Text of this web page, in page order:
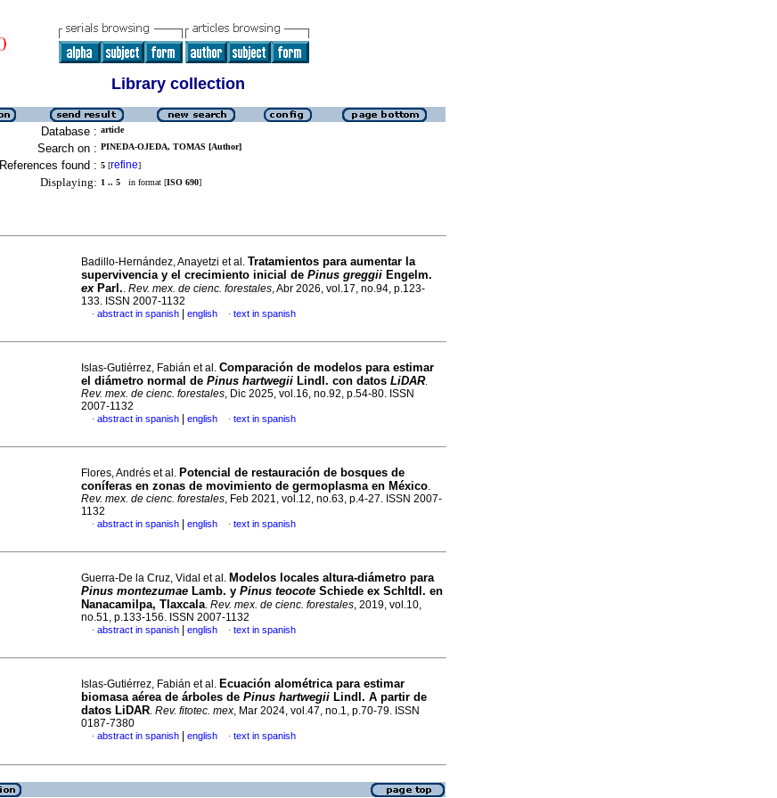
Library collection
Database : article
Search on : PINEDA-OJEDA, TOMAS [Author]
References found : 5 [refine]
Displaying: 1 .. 5 in format [ISO 690]
Badillo-Hernández, Anayetzi et al. Tratamientos para aumentar la
supervivencia y el crecimiento inicial de Pinus greggii Engelm.
exParl.. Rev. mex. de cienc. forestales, Abr 2026, vol.17, no.94, p.123-
133. ISSN 2007-1132
· abstract in spanish english · text in spanish
Islas-Gutiérrez, Fabián et al. Comparación de modelos para estimar
el diámetro normal de Pinus hartwegii Lindl. con datos LiDAR.
Rev. mex. de cienc. forestales, Dic 2025, vol.16, no.92, p.54-80. ISSN
2007-1132
· abstract in spanish english · text in spanish
Flores, Andrés et al. Potencial de restauración de bosques de
coníferas en zonas de movimiento de germoplasma en México.
Rev. mex. de cienc. forestales, Feb 2021, vol.12, no.63, p.4-27. ISSN 2007-
1132
· abstract in spanish english · text in spanish
Guerra-De la Cruz, Vidal et al. Modelos locales altura-diámetro para
Pinus montezumae Lamb. y Pinus teocote Schiede ex Schltdl. en
Nanacamilpa, Tlaxcala. Rev. mex. de cienc. forestales, 2019, vol.10,
no.51, p.133-156. ISSN 2007-1132
· abstract in spanish english · text in spanish
Islas-Gutiérrez, Fabián et al. Ecuación alométrica para estimar
biomasa aérea de árboles de Pinus hartwegii Lindl. A partir de
datos LiDAR. Rev. fitotec. mex, Mar 2024, vol.47, no.1, p.70-79. ISSN
0187-7380
· abstract in spanish english · text in spanish